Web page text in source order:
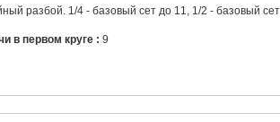
1/4 - базовый сет до 11, 1/2 - базовый сет до 13. Финал -
в первом круге :9